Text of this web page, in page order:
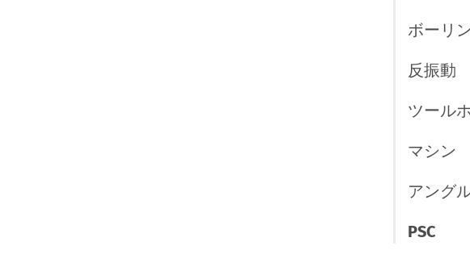
ボーリ
反振動
ツール
マシン
アング
PSC